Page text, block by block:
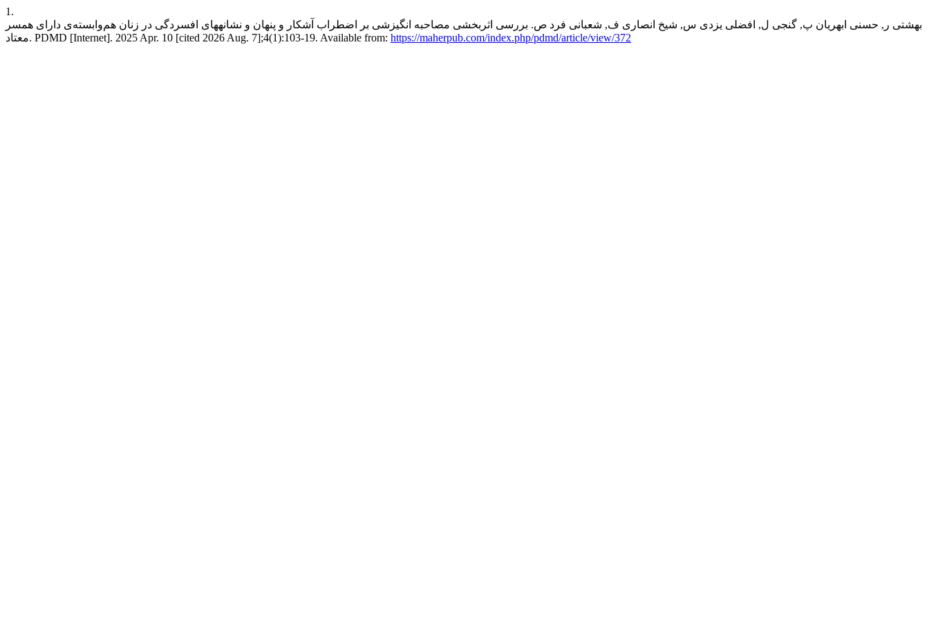
1.
بهشتی ر, حسنی ابهریان پ, گنجی ل, افضلی یزدی س, شیخ انصاری ف, شعبانی فرد ص. بررسی اثربخشی مصاحبه انگیزشی بر اضطراب آشکار و پنهان و نشانه­های افسردگی در زنان هم‌وابسته‌ی دارای همسر
معتاد. PDMD [Internet]. 2025 Apr. 10 [cited 2026 Aug. 7];4(1):103-19. Available from: https://maherpub.com/index.php/pdmd/article/view/372